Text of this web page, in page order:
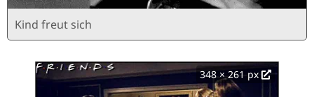
Kind freut sich
348 × 261 px